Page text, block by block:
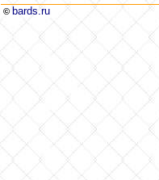
© bards.ru